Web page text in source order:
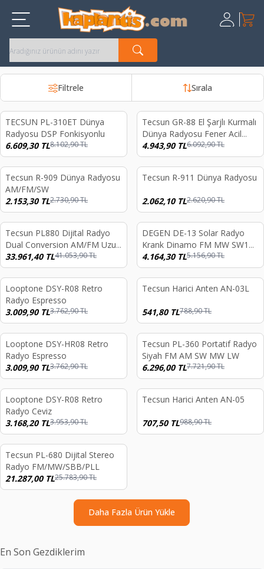
Üye
Kayıt Ol
Sepet
Filtrele Sırala
%18
TECSUN PL-310ET Dünya
Radyosu DSP Fonkisyonlu
6.609,30TL8.102,90TL
%19
Tecsun GR-88 El Şarjlı Kurmalı
Dünya Radyosu Fener Acil
Durum
4.943,90TL6.092,90TL
%21
Tecsun R-909 Dünya Radyosu
AM/FM/SW
2.153,30TL2.730,90TL
%21
Tecsun R-911 Dünya Radyosu
2.062,10TL2.620,90TL
%17
Tecsun PL880 Dijital Radyo
Dual Conversion AM/FM Uzun
Dalga
33.961,40TL41.053,90TL
%19
DEGEN DE-13 Solar Radyo
Krank Dinamo FM MW SW1
SW2
4.164,30TL5.156,90TL
%20
Looptone DSY-R08 Retro
Radyo Espresso
3.009,90TL3.762,90TL
%31
Tecsun Harici Anten AN-03L
541,80TL788,90TL
%20
Looptone DSY-HR08 Retro
Radyo Espresso
3.009,90TL3.762,90TL
%18
Tükendi
Tecsun PL-360 Portatif Radyo
Siyah FM AM SW MW LW
6.296,00TL7.721,90TL
%20
Looptone DSY-R08 Retro
Radyo Ceviz
3.168,20TL3.953,90TL
%28
Tükendi
Tecsun Harici Anten AN-05
707,50TL988,90TL
%17
Tecsun PL-680 Dijital Stereo
Radyo FM/MW/SBB/PLL
21.287,00TL25.783,90TL
Daha Fazla Ürün Yükle
En Son Gezdiklerim